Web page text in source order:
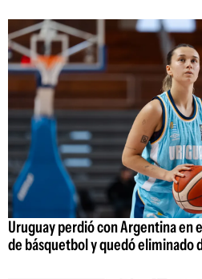
Uruguay perdió con Argentina en
de básquetbol y quedó eliminado